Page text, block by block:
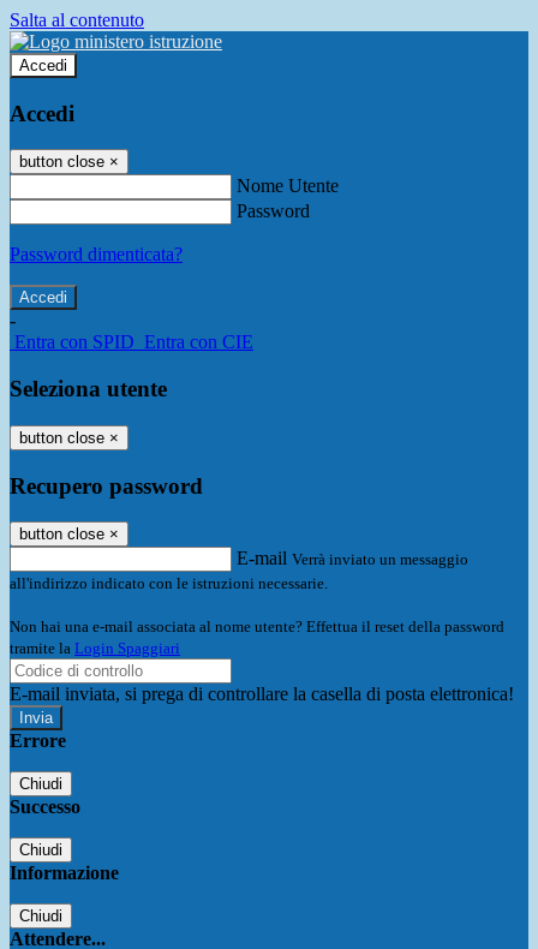
Salta al contenuto
Accedi
Accedi
button close ×
Nome Utente
Password
Password dimenticata?
-
Entra con SPID Entra con CIE
Seleziona utente
button close ×
Recupero password
button close ×
E-mail Verrà inviato un messaggio
all'indirizzo indicato con le istruzioni necessarie.
Non hai una e-mail associata al nome utente? Effettua il reset della password
tramite la Login Spaggiari
E-mail inviata, si prega di controllare la casella di posta elettronica!
Errore
Chiudi
Successo
Chiudi
Informazione
Chiudi
Attendere...